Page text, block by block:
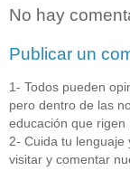
No hay
Publicar un
1- Todos pueden
pero dentro de las
educación que rigen
2- Cuida tu lenguaje
visitar y comentar